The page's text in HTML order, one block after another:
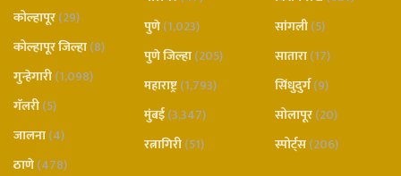
कोल्हापूर(29)
कोल्हापूर जिल्हा(8)
गुन्हेगारी(1,098)
गॅलरी(5)
जालना(4)
ठाणे(478)
पुणे(1,023)
पुणे जिल्हा(205)
महाराष्ट्र(1,793)
मुंबई(3,347)
रत्नागिरी(51)
सांगली(5)
सातारा(17)
सिंधुदुर्ग(9)
सोलापूर(20)
स्पोर्ट्स(206)